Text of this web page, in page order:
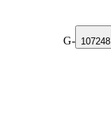
G- 107248